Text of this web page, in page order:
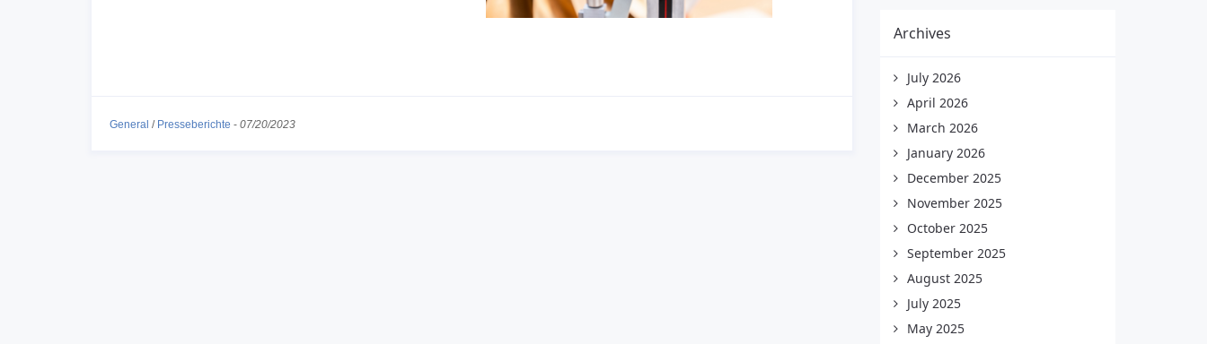
General / Presseberichte - 07/20/2023
Archives
July 2026
April 2026
March 2026
January 2026
December 2025
November 2025
October 2025
September 2025
August 2025
July 2025
May 2025